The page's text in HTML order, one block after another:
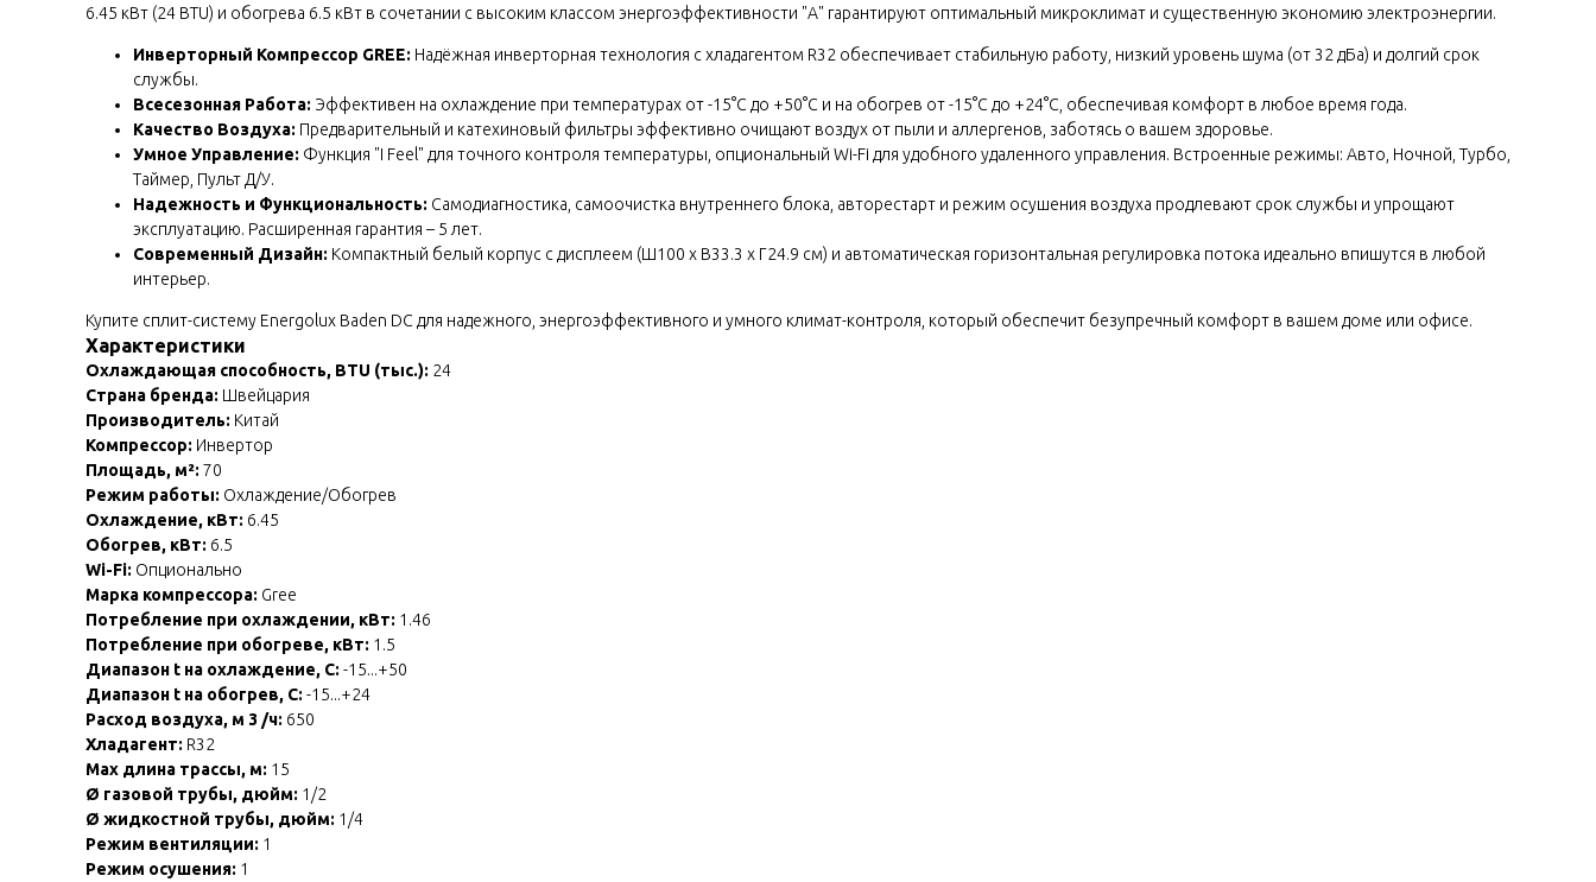
6.45 кВт (24 BTU) и обогрева 6.5 кВт в сочетании с высоким классом энергоэффективности "А" гарантируют оптимальный микроклимат и существенную экономию электроэнергии.
Инверторный Компрессор GREE: Надёжная инверторная технология с хладагентом R32 обеспечивает стабильную работу, низкий уровень шума (от 32 дБа) и долгий срок
службы.
Всесезонная Работа: Эффективен на охлаждение при температурах от -15°C до +50°C и на обогрев от -15°C до +24°C, обеспечивая комфорт в любое время года.
Качество Воздуха: Предварительный и катехиновый фильтры эффективно очищают воздух от пыли и аллергенов, заботясь о вашем здоровье.
Умное Управление: Функция "I Feel" для точного контроля температуры, опциональный Wi-Fi для удобного удаленного управления. Встроенные режимы: Авто, Ночной, Турбо,
Таймер, Пульт Д/У.
Надежность и Функциональность: Самодиагностика, самоочистка внутреннего блока, авторестарт и режим осушения воздуха продлевают срок службы и упрощают
эксплуатацию. Расширенная гарантия – 5 лет.
Современный Дизайн: Компактный белый корпус с дисплеем (Ш100 x В33.3 x Г24.9 см) и автоматическая горизонтальная регулировка потока идеально впишутся в любой
интерьер.
Купите сплит-систему Energolux Baden DC для надежного, энергоэффективного и умного климат-контроля, который обеспечит безупречный комфорт в вашем доме или офисе.
Характеристики
Охлаждающая способность, BTU (тыс.): 24
Страна бренда: Швейцария
Производитель: Китай
Компрессор: Инвертор
Площадь, м²: 70
Режим работы: Охлаждение/Обогрев
Охлаждение, кВт: 6.45
Обогрев, кВт: 6.5
Wi-Fi: Опционально
Марка компрессора: Gree
Потребление при охлаждении, кВт: 1.46
Потребление при обогреве, кВт: 1.5
Диапазон t на охлаждение, С: -15...+50
Диапазон t на обогрев, С: -15...+24
Расход воздуха, м 3 /ч: 650
Хладагент: R32
Max длина трассы, м: 15
Ø газовой трубы, дюйм: 1/2
Ø жидкостной трубы, дюйм: 1/4
Режим вентиляции: 1
Режим осушения: 1